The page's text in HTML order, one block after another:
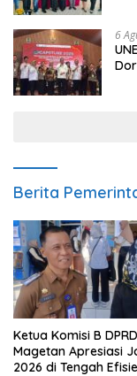
6
Berita
Ketua Komisi B DPRD
Magetan Apresiasi
2026 di Tengah